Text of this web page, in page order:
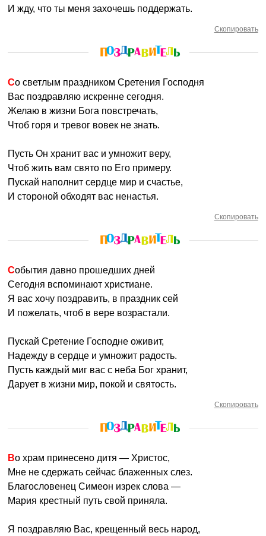
И жду, что ты меня захочешь поддержать.
Скопировать
Со светлым праздником Сретения Господня
Вас поздравляю искренне сегодня.
Желаю в жизни Бога повстречать,
Чтоб горя и тревог вовек не знать.
Пусть Он хранит вас и умножит веру,
Чтоб жить вам свято по Его примеру.
Пускай наполнит сердце мир и счастье,
И стороной обходят вас ненастья.
Скопировать
События давно прошедших дней
Сегодня вспоминают христиане.
Я вас хочу поздравить, в праздник сей
И пожелать, чтоб в вере возрастали.
Пускай Сретение Господне оживит,
Надежду в сердце и умножит радость.
Пусть каждый миг вас с неба Бог хранит,
Дарует в жизни мир, покой и святость.
Скопировать
Во храм принесено дитя — Христос,
Мне не сдержать сейчас блаженных слез.
Благословенец Симеон изрек слова —
Мария крестный путь свой приняла.
Я поздравляю Вас, крещенный весь народ,